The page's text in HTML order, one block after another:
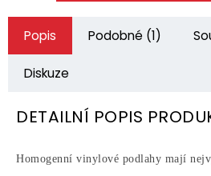
Popis Podobné (1)
Diskuze
DETAILNÍ POPIS
Homogenní vinylové podlahy mají